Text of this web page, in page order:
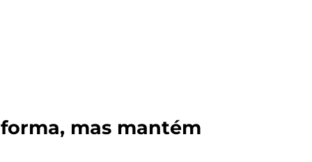
mas mantém